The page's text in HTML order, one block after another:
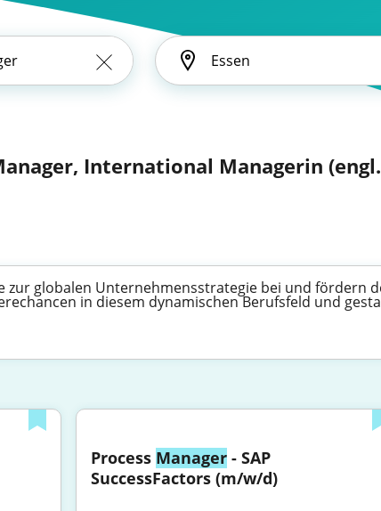
International Managerin
globalen Unternehmensstrategie bei und fördern
in diesem dynamischen Berufsfeld und
Process Manager - SAP
SuccessFactors (m/w/d)